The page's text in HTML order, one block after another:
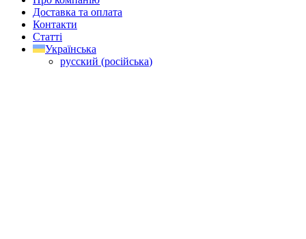
Доставка та оплата
Контакти
Статті
Українська
русский (російська)